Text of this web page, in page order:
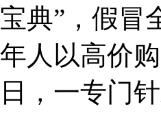
宝典”，假冒
年人以高价
日，一专门